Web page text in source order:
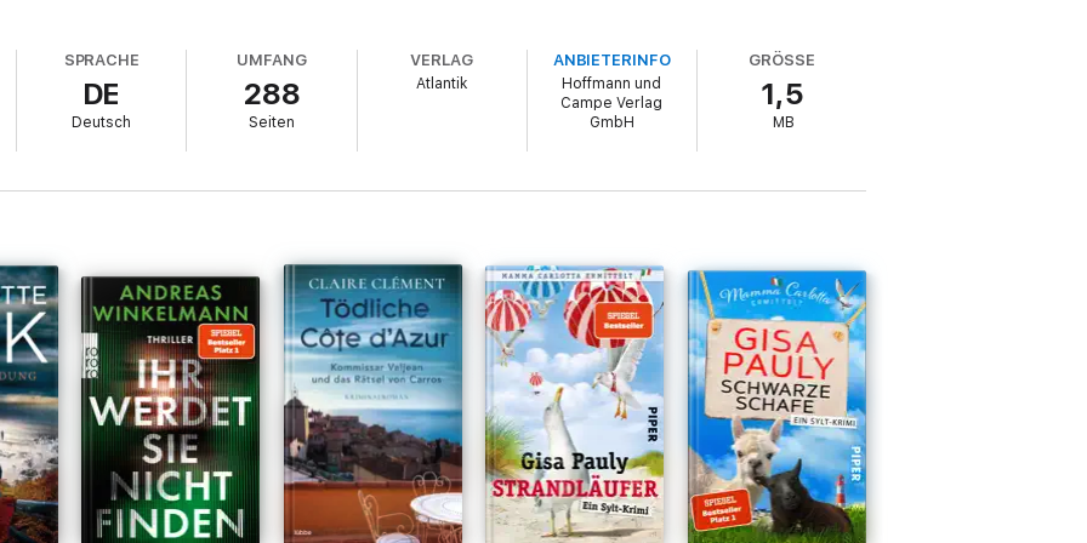
SPRACHE
DE
Deutsch
UMFANG
288
Seiten
VERLAG
Atlantik
ANBIETERINFO
Hoffmann und
Campe Verlag
GmbH
GRÖSSE
1,5
MB